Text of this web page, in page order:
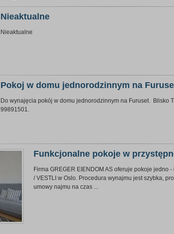
Nieaktualne
Nieaktualne
Pokoj w domu jednorodzinnym na
Do wynajęcia pokój w domu jednorodzinnym na Furuset. Blisko
99891501.
Funkcjonalne pokoje w
Firma GREGER EIENDOM AS oferuje pokoje jedno
/ VESTLI w Oslo. Procedura wynajmu jest szybka,
umowy najmu na czas ...